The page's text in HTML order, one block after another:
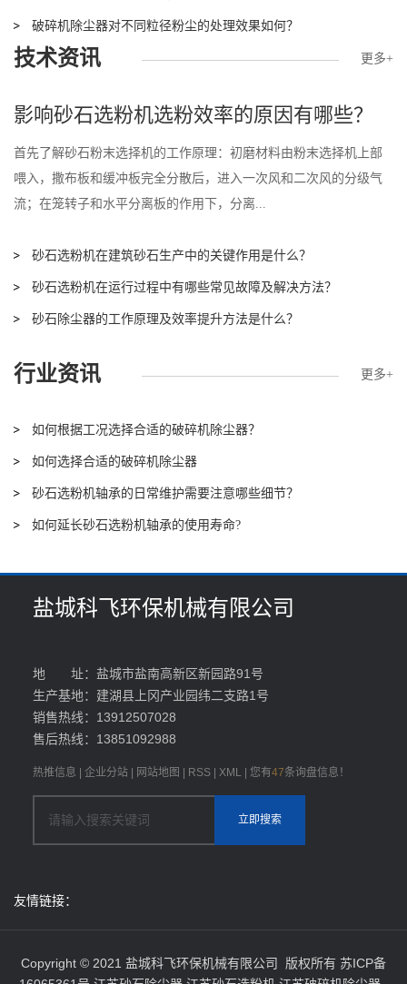
破碎机除尘器对不同粒径粉尘的处理效果如何？
技术资讯 更多+
影响砂石选粉机选粉效率的原因有哪些？
首先了解砂石粉末选择机的工作原理：初磨材料由粉末选择机上部
喂入，撒布板和缓冲板完全分散后，进入一次风和二次风的分级气
流；在笼转子和水平分离板的作用下，分离...
砂石选粉机在建筑砂石生产中的关键作用是什么？
砂石选粉机在运行过程中有哪些常见故障及解决方法？
砂石除尘器的工作原理及效率提升方法是什么？
行业资讯 更多+
如何根据工况选择合适的破碎机除尘器？
如何选择合适的破碎机除尘器
砂石选粉机轴承的日常维护需要注意哪些细节？
如何延长砂石选粉机轴承的使用寿命?
盐城科飞环保机械有限公司
地 址：盐城市盐南高新区新园路91号
生产基地：建湖县上冈产业园纬二支路1号
销售热线：13912507028
售后热线：13851092988
热推信息 企业分站 网站地图 RSS |XML |您有47条询盘信息！
友情链接：
Copyright © 2021 盐城科飞环保机械有限公司 版权所有 苏ICP备